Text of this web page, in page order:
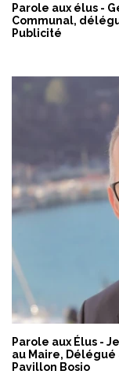
Parole aux élus -
Communal,
Publicité
Parole aux Élus -
au Maire, Délégué
Pavillon Bosio